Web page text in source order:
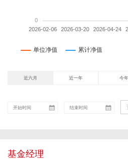
近六月 近一年 今
基金经理